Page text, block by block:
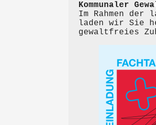
Kommunaler
Im Rahmen der
laden wir Sie
gewaltfreies